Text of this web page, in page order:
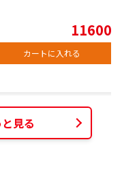
11600
カートに入れる
見る